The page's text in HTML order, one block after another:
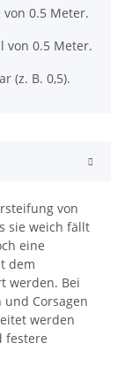
0.5 Meter.
von 0.5 Meter.
(z. B. 0,5).
von
sie weich fällt
eine
dem
werden. Bei
Corsagen
werden
festere